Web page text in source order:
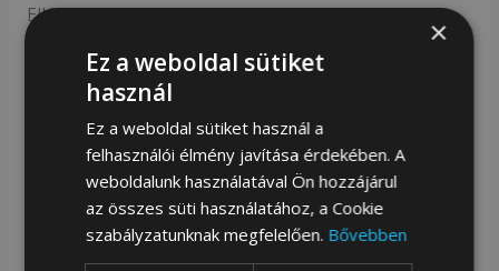
Ellátott.
Zellia Szuper Hátizsák Nyári És Téli Kollekció
Tökéletes Kiegészítője ,Méretét Tekintve Szuper
Méret Hétköznapokra . Sportos És Egyedi Öltözetedet
Egyaránt Kombinálhatod Ezzel A Táskával . Bízunk
Benne,Hogy Te Is Úgyan Úgy A Szerelmese Leszel
Ahogyan Mi Is
×
Ez a weboldal sütiket
használ
Ez a weboldal sütiket használ a
felhasználói élmény javítása érdekében. A
weboldalunk használatával Ön hozzájárul
az összes süti használatához, a Cookie
szabályzatunknak megfelelően. Bővebben